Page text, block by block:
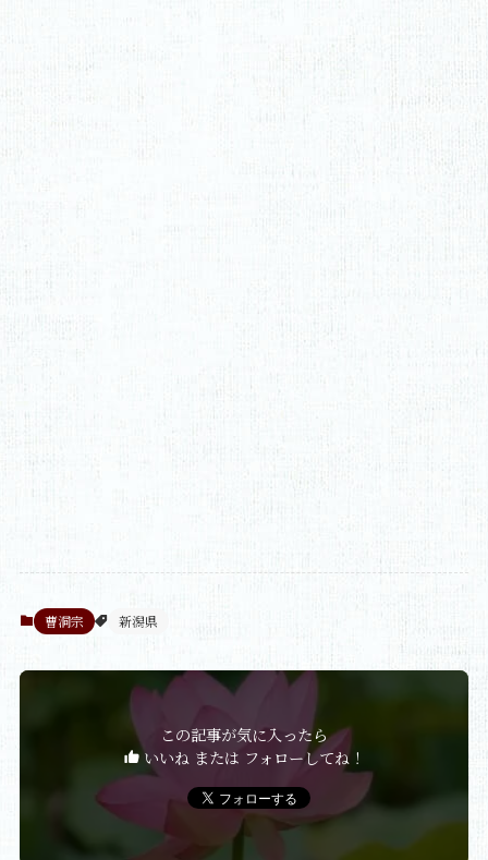
曹洞宗 新潟県
この記事が気に入ったら
いいね または フォローしてね！